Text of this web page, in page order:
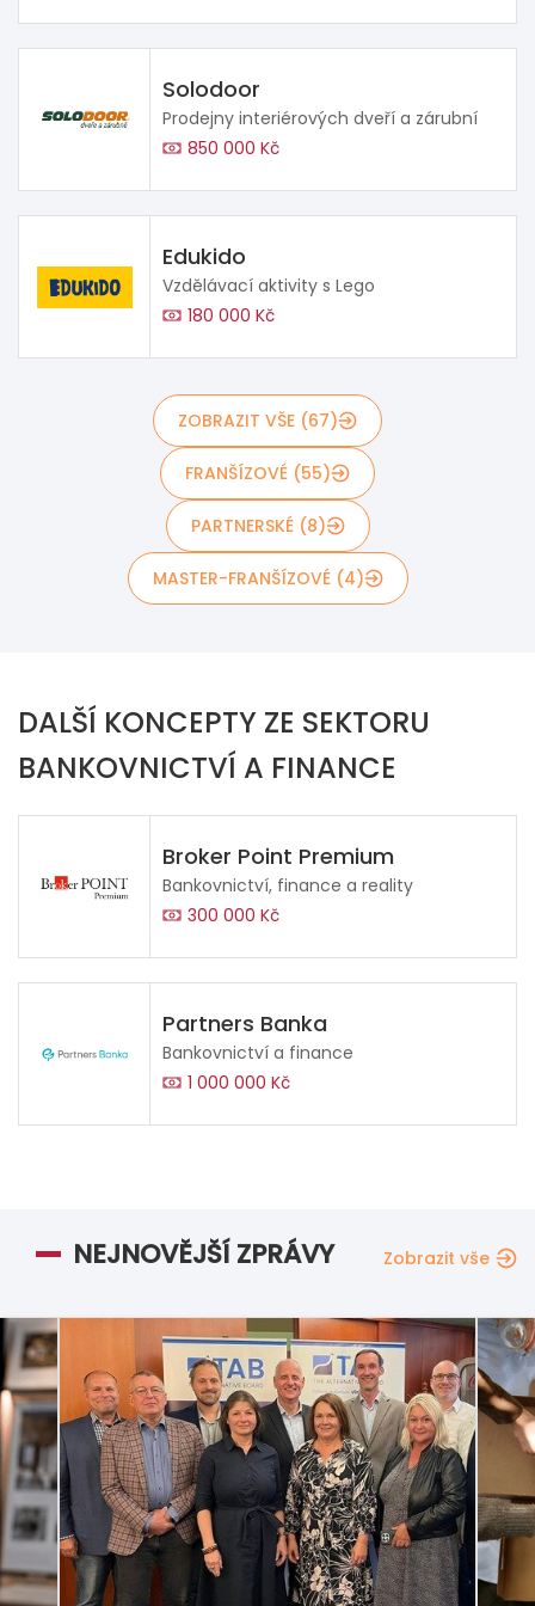
Solodoor
Prodejny interiérových dveří a zárubní
850 000 Kč
Edukido
Vzdělávací aktivity s Lego
180 000 Kč
ZOBRAZIT VŠE (67)
FRANŠÍZOVÉ (55)
PARTNERSKÉ (8)
MASTER-FRANŠÍZOVÉ (4)
DALŠÍ KONCEPTY ZE SEKTORU
BANKOVNICTVÍ A FINANCE
Broker Point Premium
Bankovnictví, finance a reality
300 000 Kč
Partners Banka
Bankovnictví a finance
1 000 000 Kč
NEJNOVĚJŠÍ ZPRÁVY Zobrazit vše